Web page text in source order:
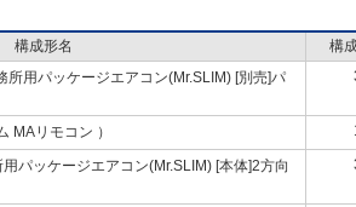
構成形名
構
所用パッケージエアコン(Mr.SLIM) [別売]パ
MAリモコン ）
用パッケージエアコン(Mr.SLIM) [本体]2方向